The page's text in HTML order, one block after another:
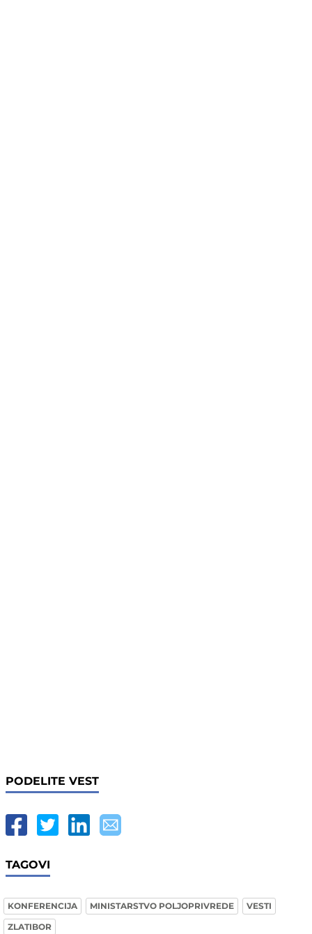
PODELITE VEST
TAGOVI
KONFERENCIJA MINISTARSTVO POLJOPRIVREDE
VESTI
ZLATIBOR